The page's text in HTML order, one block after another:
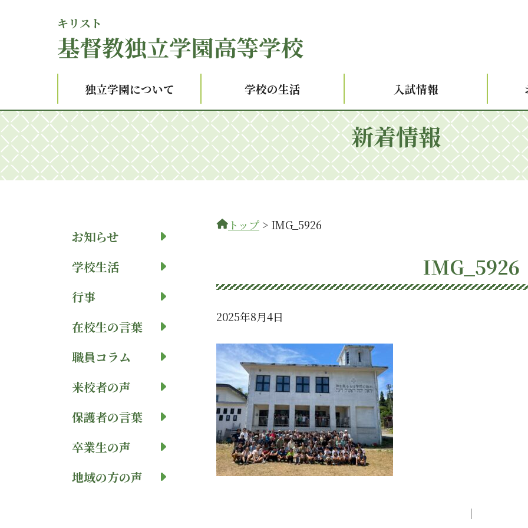
基督
キリスト
教独立学園高等学校
独立学園について 学校の生活 入試情報
新着情報
お知らせ
学校生活
行事
在校生の言葉
職員コラム
来校者の声
保護者の言葉
卒業生の声
地域の方の声
トップ > IMG_5926
IMG_5926
2025年8月4日
｜